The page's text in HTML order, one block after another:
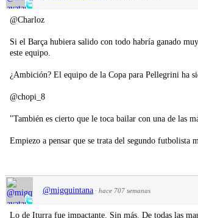
@Charloz
Si el Barça hubiera salido con todo habría ganado
este equipo.
¿Ambición? El equipo de la Copa para Pellegrini ha
@chopi_8
"También es cierto que le toca bailar con una de las
Empiezo a pensar que se trata del segundo futbolista
@migquintana · hace 707 semanas
Lo de Iturra fue impactante. Sin más. De todas las